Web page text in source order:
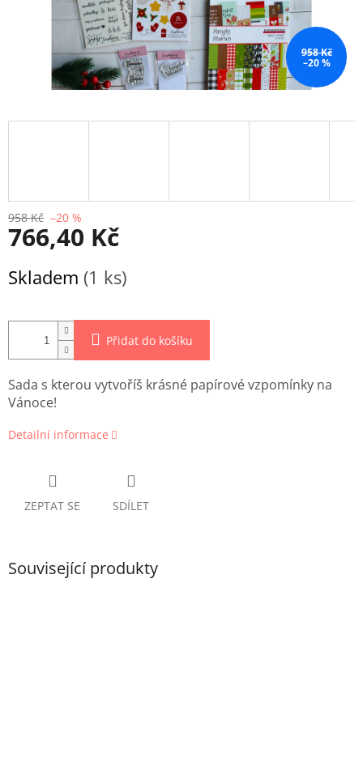
958 Kč
–20 %
958 Kč –20 %
766,40 Kč
cena:
Skladem (1 ks)
Přidat do košíku
Sada s kterou vytvoříš krásné papírové vzpomínky na
Vánoce!
Detailní informace
ZEPTAT SE SDÍLET
Související produkty